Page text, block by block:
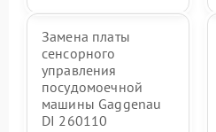
Замена платы
сенсорного
управления
посудомоечной
машины Gaggenau
DI 260110